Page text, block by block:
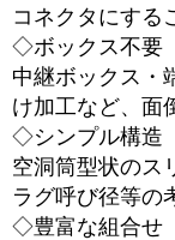
コネクタにする
◇ボックス不要
中継ボックス・
け加工など、面
◇シンプル構造
空洞筒型状のス
ラグ呼び径等の
◇豊富な組合せ